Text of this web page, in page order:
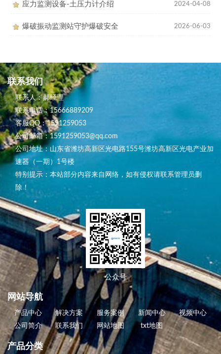
应力监测设备-土压力计介绍 2024-04-08
爆破振动监测站守护爆破安全 2026-06-03
联系我们
联系人：郝经理
联系电话：15666889209
客服QQ：1591259053
公司邮箱：1591259053@qq.com
公司地址：山东省潍坊高新区光电路155号潍坊高新区光电产业加
速器（一期）1号楼
特别提示：本站部分内容来自网络，如有侵权请联系管理员删
除！
公众号
网站导航
产品中心 解决方案 服务案例 新闻中心
视频中心
公司简介
联系我们 网站地图 txt地图
产品分类